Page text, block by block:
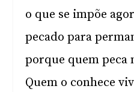
o que se impõe
pecado para
porque quem peca
Quem o conhece